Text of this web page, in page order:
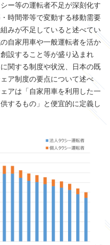
ー等の運転者不足が深刻化す
時間帯等で変動する移動需要
みが不足していると述べてい
自家用車や一般運転者を活か
設すること等が盛り込まれ
関する制度や状況、日本の既
ア制度の要点について述べ
アは「自家用車を利用した一
するもの」と便宜的に定義し